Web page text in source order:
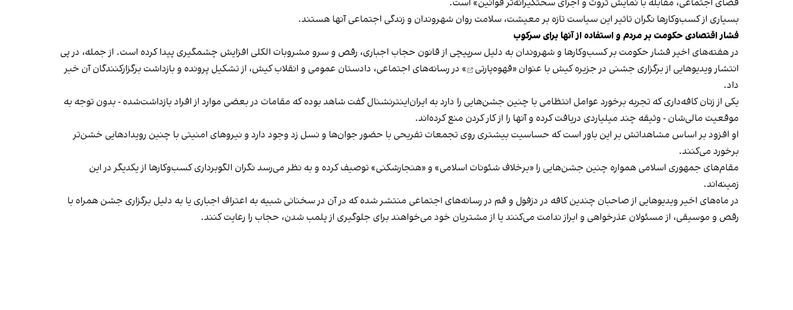
فضای اجتماعی، مقابله با نمایش ثروت و اجرای سختگیرانه‌تر قوانین» است.
بسیاری از کسب‌وکارها نگران تاثیر این سیاست‌ تازه بر معیشت، سلامت روان شهروندان و زندگی اجتماعی آنها هستند.
فشار اقتصادی حکومت بر مردم و استفاده از آنها برای سرکوب
در هفته‌های اخیر فشار حکومت بر کسب‌وکارها و شهروندان به دلیل سرپیچی از قانون حجاب اجباری، رقص و سرو مشروبات الکلی افزایش چشمگیری پیدا کرده است. از جمله، در پی
انتشار ویدیوهایی از برگزاری جشنی در جزیره کیش با عنوان «قهوه‌پارتی
» در رسانه‌های اجتماعی، دادستان عمومی و انقلاب کیش، از تشکیل پرونده و بازداشت برگزارکنندگان آن خبر
داد.
یکی از زنان کافه‌داری که تجربه برخورد عوامل انتظامی با چنین جشن‌هایی را دارد به ایران‌اینترنشنال گفت شاهد بوده که مقامات در بعضی موارد از افراد بازداشت‌‌شده - بدون توجه به
موقعیت مالی‌شان - وثیقه چند میلیاردی دریافت کرده و آنها را از کار کردن منع کرده‌اند.
او افزود بر اساس مشاهداتش بر این باور است که حساسیت بیشتری روی تجمعات تفریحی با حضور جوان‌ها و نسل زد وجود دارد و نیروهای امنیتی با چنین رویدادهایی خشن‌تر
برخورد می‌کنند.
مقام‌های جمهوری اسلامی همواره چنین جشن‌هایی را «برخلاف شئونات اسلامی» و «هنجارشکنی» توصیف کرده و به نظر می‌رسد نگران الگوبرداری کسب‌وکارها از یکدیگر در این
زمینه‌اند.
در ماه‌های اخیر ویدیوهایی از صاحبان چندین کافه در دزفول و قم در رسانه‌های اجتماعی منتشر شده که در آن در سخنانی شبیه به اعتراف اجباری یا به دلیل برگزاری جشن همراه با
رقص و موسیقی، از مسئولان عذرخواهی و ابراز ندامت می‌کنند یا از مشتریان خود می‌خواهند برای جلوگیری از پلمب شدن، حجاب را رعایت کنند.